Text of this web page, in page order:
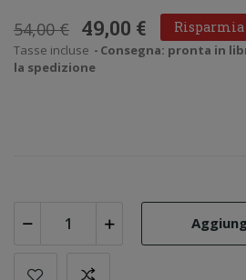
54,00 € 49,00 € Risparmia
Tasse incluse
Consegna: pronta in
la spedizione